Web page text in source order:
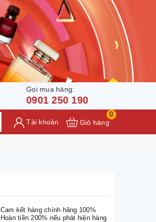
Gọi mua hàng:
0901 250 190
Tài khoản
0
Giỏ hàng
Cam kết hàng chính hãng 100%
Hoàn tiền 200% nếu phát hiện hàng